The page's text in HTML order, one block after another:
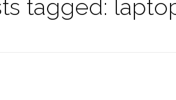
tagged: